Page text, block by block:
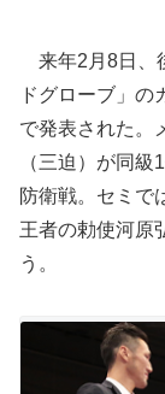
来年2月8日、
ドグローブ」の
で発表された。
（三迫）が同
防衛戦。セミで
王者の勅使河原
う。